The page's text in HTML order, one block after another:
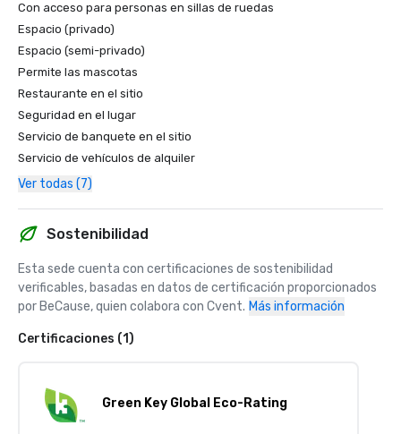
Con acceso para personas en sillas de ruedas
Espacio (privado)
Espacio (semi-privado)
Permite las mascotas
Restaurante en el sitio
Seguridad en el lugar
Servicio de banquete en el sitio
Servicio de vehículos de alquiler
Ver todas (7)
Sostenibilidad
Esta sede cuenta con certificaciones de sostenibilidad
verificables, basadas en datos de certificación proporcionados
por BeCause, quien colabora con Cvent. Más información
Certificaciones (1)
Green Key Global Eco-Rating